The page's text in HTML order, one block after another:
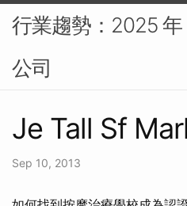
行業趨勢：2025 年
公司
Je Tall Sf
Sep 10, 2013